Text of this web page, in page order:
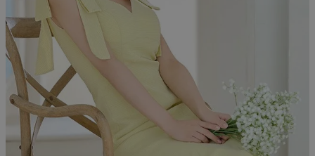
ANGEL R
Veautt
PURESS
Andy
バッグ
ランジェリー
コスプレ